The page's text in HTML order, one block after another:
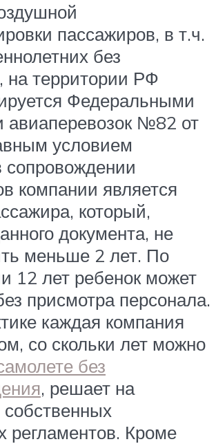
пассажиров, в т.ч.
без
на территории РФ
Федеральными
авиаперевозок №82 от
условием
сопровождении
компании является
который,
документа, не
меньше 2 лет. По
12 лет ребенок может
присмотра персонала.
каждая компания
со скольки лет можно
без
, решает на
регламентов. Кроме